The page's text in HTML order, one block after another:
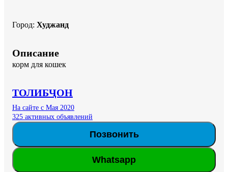
Город: Худжанд
Описание
корм для кошек
ТОЛИБҶОН
На сайте с Мая 2020
325 активных объявлений
Позвонить
Whatsapp